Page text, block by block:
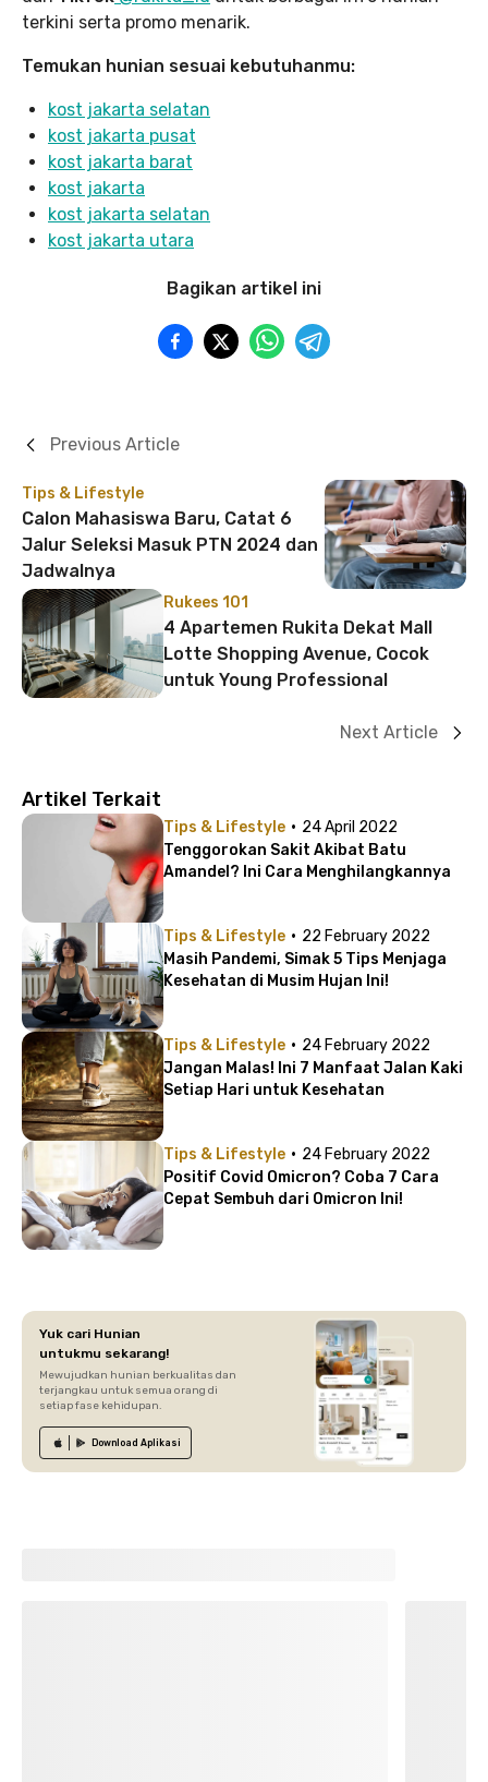
terkini serta promo menarik.
Temukan hunian sesuai kebutuhanmu:
kost jakarta selatan
kost jakarta pusat
kost jakarta barat
kost jakarta
kost jakarta selatan
kost jakarta utara
Bagikan artikel ini
Tips & Lifestyle
Calon Mahasiswa Baru, Catat 6
Jalur Seleksi Masuk PTN 2024 dan
Jadwalnya
Previous Article
Rukees 101
4 Apartemen Rukita Dekat Mall
Lotte Shopping Avenue, Cocok
untuk Young Professional
Next Article
Artikel Terkait
Tips & Lifestyle · 24 April 2022
Tenggorokan Sakit Akibat Batu
Amandel? Ini Cara Menghilangkannya
Tips & Lifestyle · 22 February 2022
Masih Pandemi, Simak 5 Tips Menjaga
Kesehatan di Musim Hujan Ini!
Tips & Lifestyle · 24 February 2022
Jangan Malas! Ini 7 Manfaat Jalan Kaki
Setiap Hari untuk Kesehatan
Tips & Lifestyle · 24 February 2022
Positif Covid Omicron? Coba 7 Cara
Cepat Sembuh dari Omicron Ini!
Yuk cari Hunian
untukmu sekarang!
Mewujudkan hunian berkualitas dan
terjangkau untuk semua orang di
setiap fase kehidupan.
Download Aplikasi